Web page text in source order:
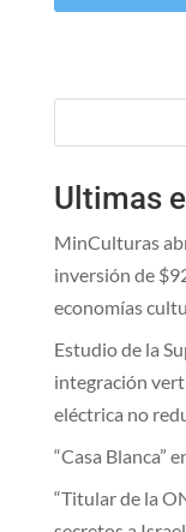
Ultimas
MinCulturas
inversión de
economías
Estudio de la
integración
eléctrica no
“Casa Blanca”
“Titular de la